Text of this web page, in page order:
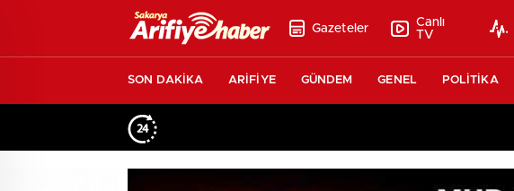
Gazeteler
Canlı
TV
SON DAKİKA ARİFİYE GÜNDEM GENEL POLİTİKA